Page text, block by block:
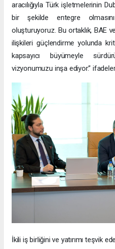
aracılığıyla Türk işletmelerinin
bir şekilde entegre
oluşturuyoruz. Bu ortaklık, BAE
ilişkileri güçlendirme yolunda
kapsayıcı büyümeyle
vizyonumuzu inşa ediyor.”
İkili iş birliğini ve yatırımı teşvik